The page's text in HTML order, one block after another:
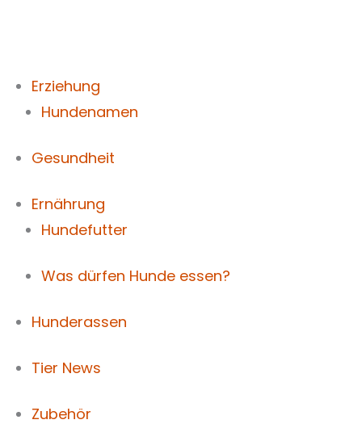
Erziehung
Hundenamen
Gesundheit
Ernährung
Hundefutter
Was dürfen Hunde essen?
Hunderassen
Tier News
Zubehör